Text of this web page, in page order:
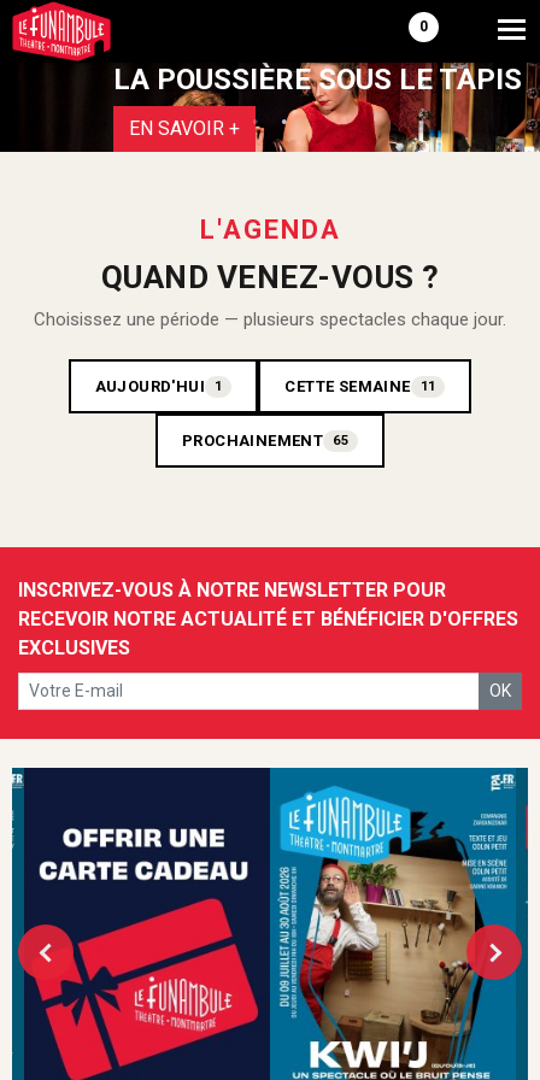
0
.
LA POUSSIÈRE SOUS LE TAPIS
EN SAVOIR +
L'AGENDA
QUAND VENEZ-VOUS ?
Choisissez une période — plusieurs spectacles chaque jour.
AUJOURD'HUI 1 CETTE SEMAINE 11
PROCHAINEMENT 65
INSCRIVEZ-VOUS À NOTRE NEWSLETTER POUR
RECEVOIR NOTRE ACTUALITÉ ET BÉNÉFICIER D'OFFRES
EXCLUSIVES
OK